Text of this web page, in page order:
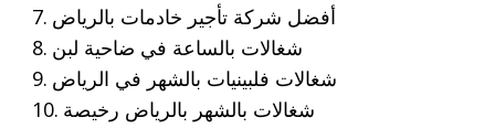
أفضل شركة تأجير خادمات بالرياض
شغالات بالساعة في ضاحية لبن
شغالات فلبينيات بالشهر في الرياض
شغالات بالشهر بالرياض رخيصة